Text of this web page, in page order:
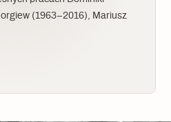
(1963–2016), Mariusz